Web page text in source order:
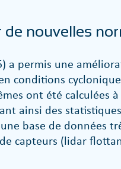
nouvelles
a permis une
conditions
ont été calculées à
ainsi des
base de données
capteurs (lidar